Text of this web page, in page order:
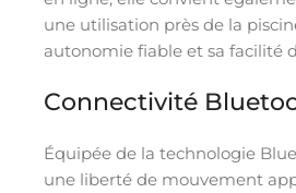
une utilisation près de la
autonomie fiable et sa facilité
Connectivité
Équipée de la technologie
une liberté de mouvement